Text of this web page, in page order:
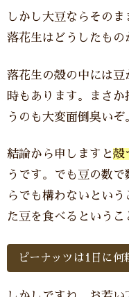
しかし大豆ならその
落花生はどうしたもの
落花生の殻の中には豆
時もあります。まさ
うのも大変面倒臭いぞ
結論から申しますと殻
うです。でも豆の数
らでも構わないとい
た豆を食べるというこ
ピーナッツは1日に何